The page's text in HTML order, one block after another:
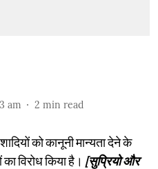
am 2 min read
को कानूनी मान्यता देने के
विरोध किया है। [सुप्रियो और